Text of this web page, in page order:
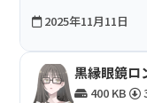
2025年11月11日
黒縁眼鏡ロ
400 KB